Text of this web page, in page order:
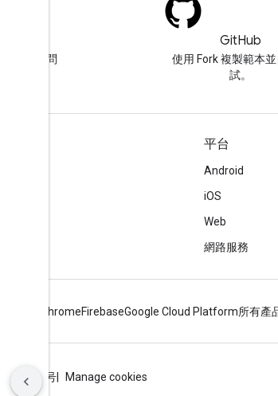
記提出問
GitHub
使用 Fork 複製範本並
試。
平台
Android
iOS
Web
網路服務
ChromeFirebaseGoogle Cloud Platform所有產
号 Manage cookies